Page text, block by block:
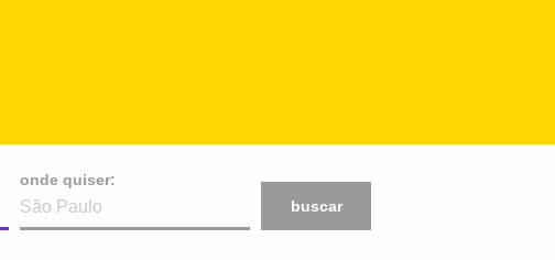
onde quiser:
buscar